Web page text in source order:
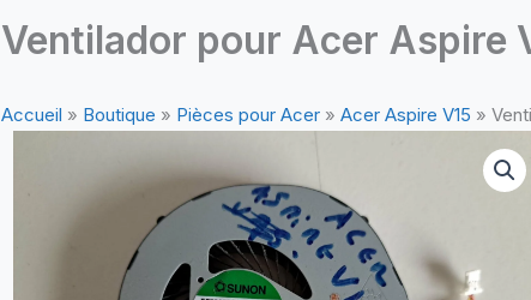
Ventilador pour Acer Aspire
Accueil » Boutique » Pièces pour Acer» Acer Aspire V15 »